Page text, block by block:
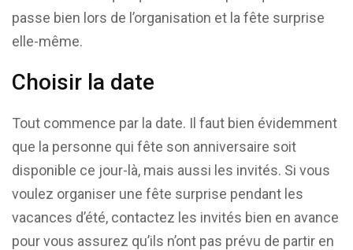
passe bien lors de l’organisation et la fête surprise
elle-même.
Choisir la date
Tout commence par la date. Il faut bien évidemment
que la personne qui fête son anniversaire soit
disponible ce jour-là, mais aussi les invités. Si vous
voulez organiser une fête surprise pendant les
vacances d’été, contactez les invités bien en avance
pour vous assurez qu’ils n’ont pas prévu de partir en